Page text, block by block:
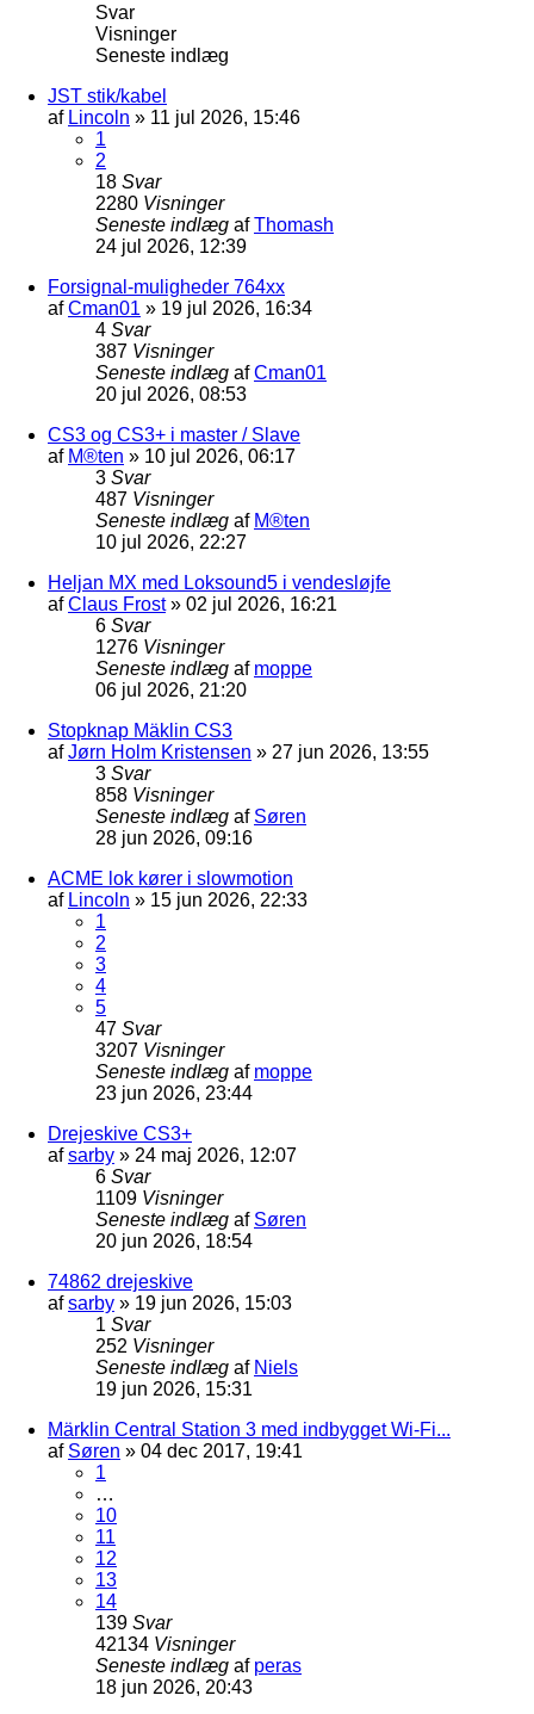
Svar
Visninger
Seneste indlæg
JST stik/kabel
af Lincoln » 11 jul 2026, 15:46
1
2
18 Svar
2280 Visninger
Seneste indlæg afThomash
24 jul 2026, 12:39
Forsignal-muligheder 764xx
afCman01 » 19 jul 2026, 16:34
4 Svar
387 Visninger
Seneste indlæg afCman01
20 jul 2026, 08:53
CS3 og CS3+ i master / Slave
af M®ten » 10 jul 2026, 06:17
3 Svar
487 Visninger
Seneste indlæg af M®ten
10 jul 2026, 22:27
Heljan MX med Loksound5 i vendesløjfe
afClaus Frost» 02 jul 2026, 16:21
6 Svar
1276 Visninger
Seneste indlæg af moppe
06 jul 2026, 21:20
Stopknap Mäklin CS3
afJørn Holm Kristensen » 27 jun 2026, 13:55
3 Svar
858 Visninger
Seneste indlæg af Søren
28 jun 2026, 09:16
ACME lok kører i slowmotion
af Lincoln » 15 jun 2026, 22:33
1
2
3
4
5
47 Svar
3207 Visninger
Seneste indlæg af moppe
23 jun 2026, 23:44
Drejeskive CS3+
afsarby » 24 maj 2026, 12:07
6 Svar
1109 Visninger
Seneste indlæg af Søren
20 jun 2026, 18:54
74862 drejeskive
afsarby » 19 jun 2026, 15:03
1 Svar
252 Visninger
Seneste indlæg af Niels
19 jun 2026, 15:31
Märklin Central Station 3 med indbygget Wi-Fi...
af Søren » 04 dec 2017, 19:41
1
…
10
11
12
13
14
139 Svar
42134 Visninger
Seneste indlæg af peras
18 jun 2026, 20:43